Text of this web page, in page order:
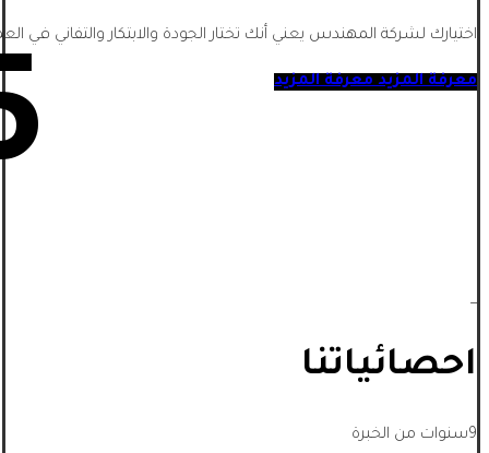
اختيارك لشركة المهندس يعني أنك تختار الجودة والابتكار والتفاني في
معرفة المزيدمعرفة المزيد
_
احصائياتنا
9سنوات من الخبرة